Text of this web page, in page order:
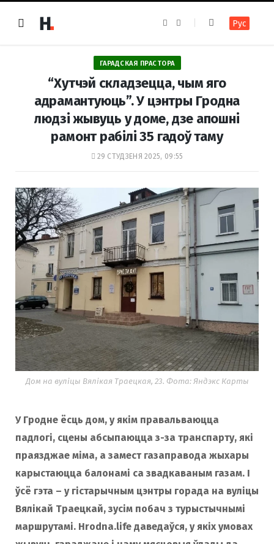
e
b
o
o
k
t
a
r
a
m
Рус
ГАРАДСКАЯ ПРАСТОРА
“Хутчэй складзецца, чым яго
адрамантуюць”. У цэнтры Гродна
людзі жывуць у доме, дзе апошні
рамонт рабілі 35 гадоў таму
29 СТУДЗЕНЯ 2025, 09:55
Дом на вуліцы Вялікая Траецкая, 23. Фота: Яндэкс Карты
У Гродне ёсць дом, у якім правальваюцца
падлогі, сцены абсыпаюцца з-за транспарту, які
праязджае міма, а замест газаправода жыхары
карыстаюцца балонамі са звадкаваным газам. І
ўсё гэта – у гістарычным цэнтры горада на вуліцы
Вялікай Траецкай, зусім побач з турыстычнымі
маршрутамі. Hrodna.life даведаўся, у якіх умовах